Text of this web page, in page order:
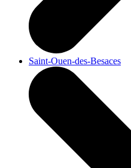
Saint-Ouen-des-Besaces